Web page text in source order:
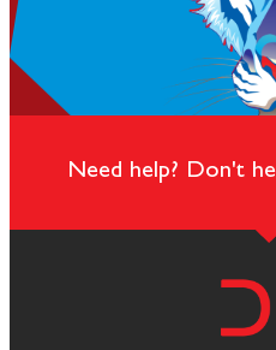
Need help? Don't